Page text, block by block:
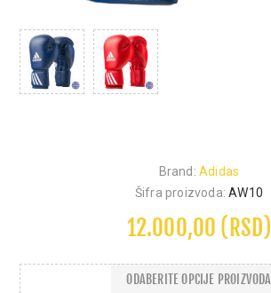
Brand: Adidas
Šifra proizvoda: AW10
12.000,00 (RSD)
ODABERITE OPCIJE PROIZVODA